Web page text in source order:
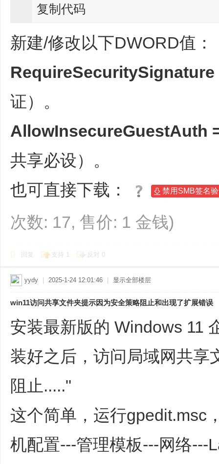
复制代码
新建/修改以下DWORD值：
RequireSecuritySignature
证）。
AllowInsecureGuestAuth
共享必设）。‌‌
也可直接下载：
禁用SMB签名
次数: 17, 售价: 1 金钱)
回复 支持 1 反对 0
yydy 2025-1-24 12:01:46 显示全部楼层
win11访问共享文件夹提示因为安全策略阻止和出现了扩展错误
安装最新版的 Windows 11
装好之后，访问局域网共享
阻止....."
这个简单，运行gpedit.msc
机配置---管理模板---网络---